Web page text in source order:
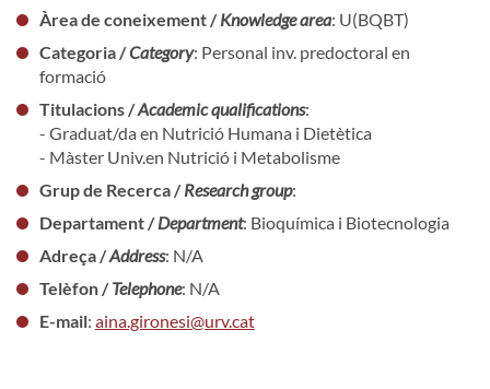
Àrea de coneixement /Knowledge area: U(BQBT)
Categoria /Category: Personal inv. predoctoral en
formació
Titulacions /Academic qualifications:
- Graduat/da en Nutrició Humana i Dietètica
- Màster Univ.en Nutrició i Metabolisme
Grup de Recerca /Research group:
Departament /Department: Bioquímica i Biotecnologia
Adreça /Address: N/A
Telèfon /Telephone: N/A
E-mail: aina.gironesi@urv.cat